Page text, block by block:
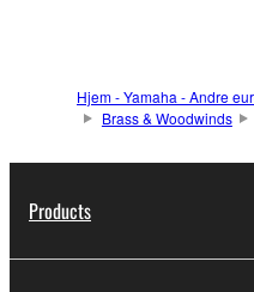
Hjem - Yamaha - Andre
Brass & Woodwinds
Products